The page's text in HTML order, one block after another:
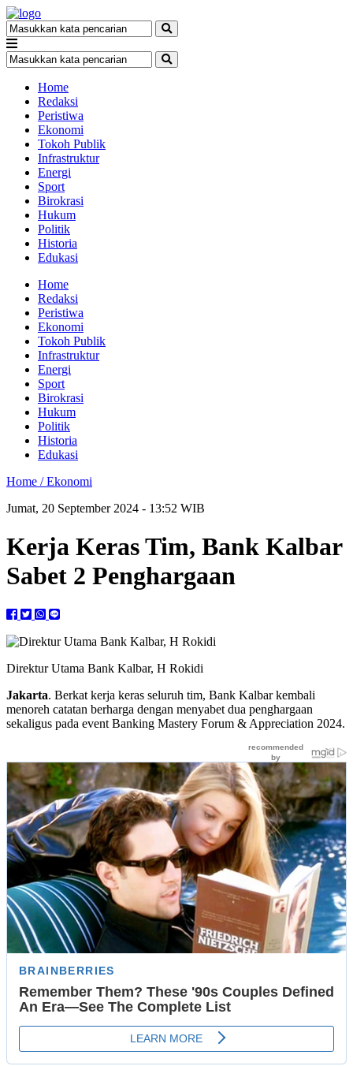
Home
Redaksi
Peristiwa
Ekonomi
Tokoh Publik
Infrastruktur
Energi
Sport
Birokrasi
Hukum
Politik
Historia
Edukasi
Home
Redaksi
Peristiwa
Ekonomi
Tokoh Publik
Infrastruktur
Energi
Sport
Birokrasi
Hukum
Politik
Historia
Edukasi
Home /Ekonomi
Jumat, 20 September 2024 - 13:52 WIB
Kerja Keras Tim, Bank Kalbar
Sabet 2 Penghargaan
Direktur Utama Bank Kalbar, H Rokidi
Jakarta. Berkat kerja keras seluruh tim, Bank Kalbar kembali
menoreh catatan berharga dengan menyabet dua penghargaan
sekaligus pada event Banking Mastery Forum & Appreciation 2024.